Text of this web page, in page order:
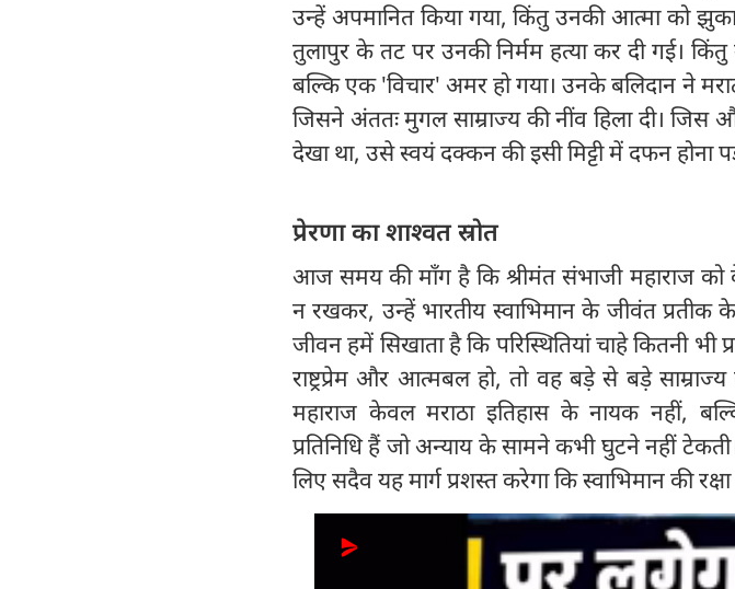
उन्हें अपमानित किया गया, किंतु उनकी आत्मा को
तुलापुर के तट पर उनकी निर्मम हत्या कर दी गई।
बल्कि एक 'विचार' अमर हो गया। उनके बलिदान ने
जिसने अंततः मुगल साम्राज्य की नींव हिला दी। जिस
देखा था, उसे स्वयं दक्कन की इसी मिट्टी में दफन होना
प्रेरणा का शाश्वत स्रोत
आज समय की माँग है कि श्रीमंत संभाजी महाराज
न रखकर, उन्हें भारतीय स्वाभिमान के जीवंत
जीवन हमें सिखाता है कि परिस्थितियां चाहे कितनी
राष्ट्रप्रेम और आत्मबल हो, तो वह बड़े से बड़े
महाराज केवल मराठा इतिहास के नायक नहीं,
प्रतिनिधि हैं जो अन्याय के सामने कभी घुटने नहीं
लिए सदैव यह मार्ग प्रशस्त करेगा कि स्वाभिमान की रक्षा